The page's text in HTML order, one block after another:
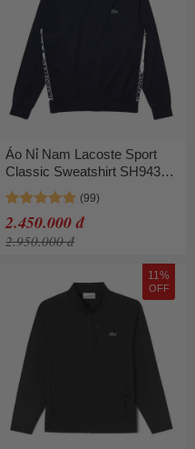
Áo Nỉ Nam Lacoste Sport
Classic Sweatshirt SH9432
166 Màu Xanh Navy Size 3
2.450.000 đ
2.950.000 đ
11%
OFF